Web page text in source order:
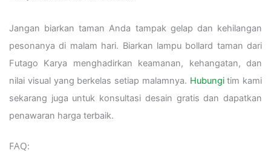
Jangan biarkan taman Anda tampak gelap dan kehilangan
pesonanya di malam hari. Biarkan lampu bollard taman dari
Futago Karya menghadirkan keamanan, kehangatan, dan
nilai visual yang berkelas setiap malamnya. Hubungitim kami
sekarang juga untuk konsultasi desain gratis dan dapatkan
penawaran harga terbaik.
FAQ: